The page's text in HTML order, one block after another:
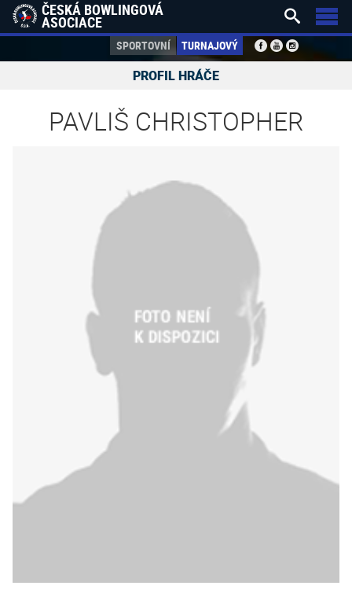
ČESKÁ BOWLINGOVÁ
ASOCIACE
SPORTOVNÍ TURNAJOVÝ
 
PROFIL HRÁČE
PAVLIŠ CHRISTOPHER